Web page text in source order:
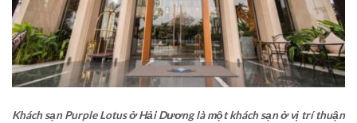
Khách sạn Purple Lotus ở Hải Dương là một khách sạn ở vị trí thuận